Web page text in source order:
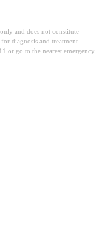
and does not constitute
diagnosis and treatment
or go to the nearest emergency